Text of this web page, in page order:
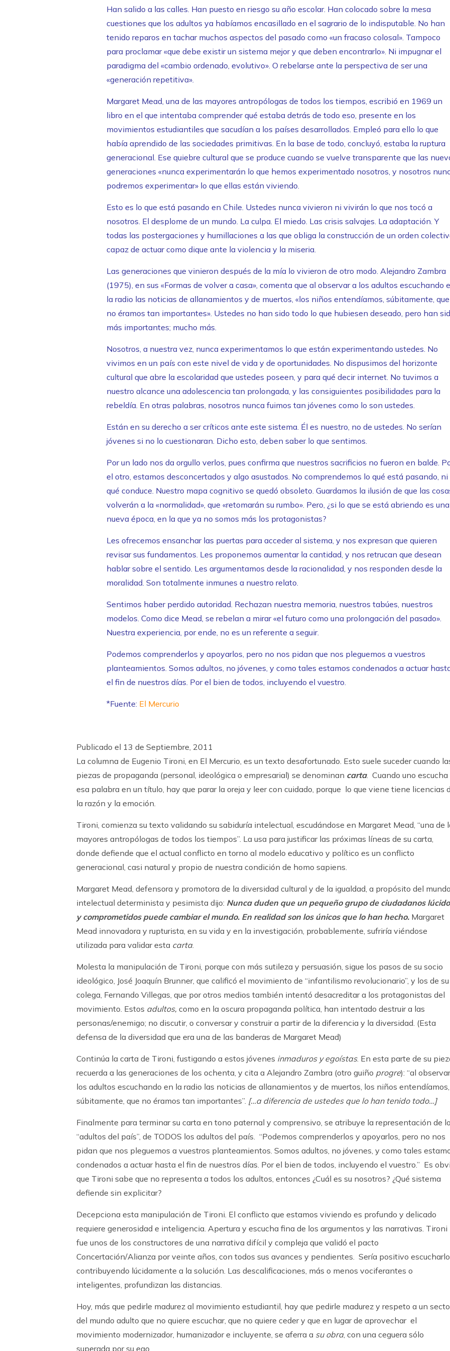
Han salido a las calles. Han puesto en riesgo su año escolar. Han colocado sobre la mesa
cuestiones que los adultos ya habíamos encasillado en el sagrario de lo indisputable. No han
tenido reparos en tachar muchos aspectos del pasado como «un fracaso colosal». Tampoco
para proclamar «que debe existir un sistema mejor y que deben encontrarlo». Ni impugnar el
paradigma del «cambio ordenado, evolutivo». O rebelarse ante la perspectiva de ser una
«generación repetitiva».
Margaret Mead, una de las mayores antropólogas de todos los tiempos, escribió en 1969 un
libro en el que intentaba comprender qué estaba detrás de todo eso, presente en los
movimientos estudiantiles que sacudían a los países desarrollados. Empleó para ello lo que
había aprendido de las sociedades primitivas. En la base de todo, concluyó, estaba la ruptura
generacional. Ese quiebre cultural que se produce cuando se vuelve transparente que las
generaciones «nunca experimentarán lo que hemos experimentado nosotros, y nosotros
podremos experimentar» lo que ellas están viviendo.
Esto es lo que está pasando en Chile. Ustedes nunca vivieron ni vivirán lo que nos tocó a
nosotros. El desplome de un mundo. La culpa. El miedo. Las crisis salvajes. La adaptación. Y
todas las postergaciones y humillaciones a las que obliga la construcción de un orden
capaz de actuar como dique ante la violencia y la miseria.
Las generaciones que vinieron después de la mía lo vivieron de otro modo. Alejandro Zambra
(1975), en sus «Formas de volver a casa», comenta que al observar a los adultos escuchando
la radio las noticias de allanamientos y de muertos, «los niños entendíamos, súbitamente, que
no éramos tan importantes». Ustedes no han sido todo lo que hubiesen deseado, pero han
más importantes; mucho más.
Nosotros, a nuestra vez, nunca experimentamos lo que están experimentando ustedes. No
vivimos en un país con este nivel de vida y de oportunidades. No dispusimos del horizonte
cultural que abre la escolaridad que ustedes poseen, y para qué decir internet. No tuvimos a
nuestro alcance una adolescencia tan prolongada, y las consiguientes posibilidades para la
rebeldía. En otras palabras, nosotros nunca fuimos tan jóvenes como lo son ustedes.
Están en su derecho a ser críticos ante este sistema. Él es nuestro, no de ustedes. No serían
jóvenes si no lo cuestionaran. Dicho esto, deben saber lo que sentimos.
Por un lado nos da orgullo verlos, pues confirma que nuestros sacrificios no fueron en balde.
el otro, estamos desconcertados y algo asustados. No comprendemos lo qué está pasando, ni
qué conduce. Nuestro mapa cognitivo se quedó obsoleto. Guardamos la ilusión de que las
volverán a la «normalidad», que «retomarán su rumbo». Pero, ¿si lo que se está abriendo es una
nueva época, en la que ya no somos más los protagonistas?
Les ofrecemos ensanchar las puertas para acceder al sistema, y nos expresan que quieren
revisar sus fundamentos. Les proponemos aumentar la cantidad, y nos retrucan que desean
hablar sobre el sentido. Les argumentamos desde la racionalidad, y nos responden desde la
moralidad. Son totalmente inmunes a nuestro relato.
Sentimos haber perdido autoridad. Rechazan nuestra memoria, nuestros tabúes, nuestros
modelos. Como dice Mead, se rebelan a mirar «el futuro como una prolongación del pasado».
Nuestra experiencia, por ende, no es un referente a seguir.
Podemos comprenderlos y apoyarlos, pero no nos pidan que nos pleguemos a vuestros
planteamientos. Somos adultos, no jóvenes, y como tales estamos condenados a actuar
el fin de nuestros días. Por el bien de todos, incluyendo el vuestro.
*Fuente: El Mercurio
Publicado el 13 de Septiembre, 2011
La columna de Eugenio Tironi, en El Mercurio, es un texto desafortunado. Esto suele suceder cuando
piezas de propaganda (personal, ideológica o empresarial) se denominan carta. Cuando uno escucha
esa palabra en un título, hay que parar la oreja y leer con cuidado, porque lo que viene tiene licencias
la razón y la emoción.
Tironi, comienza su texto validando su sabiduría intelectual, escudándose en Margaret Mead, “una de
mayores antropólogas de todos los tiempos”. La usa para justificar las próximas líneas de su carta,
donde defiende que el actual conflicto en torno al modelo educativo y político es un conflicto
generacional, casi natural y propio de nuestra condición de homo sapiens.
Margaret Mead, defensora y promotora de la diversidad cultural y de la igualdad, a propósito del mundo
intelectual determinista y pesimista dijo: Nunca duden que un pequeño grupo de ciudadanos
y comprometidos puede cambiar el mundo. En realidad son los únicos que lo han hecho. Margaret
Mead innovadora y rupturista, en su vida y en la investigación, probablemente, sufriría viéndose
utilizada para validar esta carta.
Molesta la manipulación de Tironi, porque con más sutileza y persuasión, sigue los pasos de su socio
ideológico, José Joaquín Brunner, que calificó el movimiento de “infantilismo revolucionario”, y los de su
colega, Fernando Villegas, que por otros medios también intentó desacreditar a los protagonistas del
movimiento. Estos adultos, como en la oscura propaganda política, han intentado destruir a las
personas/enemigo; no discutir, o conversar y construir a partir de la diferencia y la diversidad. (Esta
defensa de la diversidad que era una de las banderas de Margaret Mead)
Continúa la carta de Tironi, fustigando a estos jóvenes inmaduros y egoístas. En esta parte de su
recuerda a las generaciones de los ochenta, y cita a Alejandro Zambra (otro guiño progre): “al
los adultos escuchando en la radio las noticias de allanamientos y de muertos, los niños entendíamos,
súbitamente, que no éramos tan importantes”. […a diferencia de ustedes que lo han tenido todo…]
Finalmente para terminar su carta en tono paternal y comprensivo, se atribuye la representación de
“adultos del país”, de TODOS los adultos del país. “Podemos comprenderlos y apoyarlos, pero no nos
pidan que nos pleguemos a vuestros planteamientos. Somos adultos, no jóvenes, y como tales
condenados a actuar hasta el fin de nuestros días. Por el bien de todos, incluyendo el vuestro.” Es
que Tironi sabe que no representa a todos los adultos, entonces ¿Cuál es su nosotros? ¿Qué sistema
defiende sin explicitar?
Decepciona esta manipulación de Tironi. El conflicto que estamos viviendo es profundo y delicado
requiere generosidad e inteligencia. Apertura y escucha fina de los argumentos y las narrativas. Tironi
fue unos de los constructores de una narrativa difícil y compleja que validó el pacto
Concertación/Alianza por veinte años, con todos sus avances y pendientes. Sería positivo escucharlo
contribuyendo lúcidamente a la solución. Las descalificaciones, más o menos vociferantes o
inteligentes, profundizan las distancias.
Hoy, más que pedirle madurez al movimiento estudiantil, hay que pedirle madurez y respeto a un
del mundo adulto que no quiere escuchar, que no quiere ceder y que en lugar de aprovechar el
movimiento modernizador, humanizador e incluyente, se aferra a su obra, con una ceguera sólo
superada por su ego.